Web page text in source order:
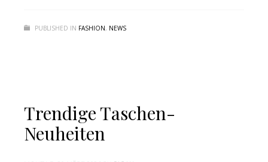
PUBLISHED IN FASHION, NEWS
Trendige Taschen-
Neuheiten